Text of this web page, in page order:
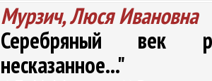
Мурзич, Люся Ивановна
Серебряный век
несказанное..."